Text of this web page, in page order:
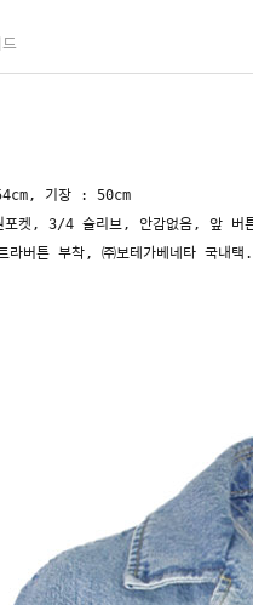
기장 : 50cm
포켓, 3/4 슬리브, 안감없음, 앞 버
라버튼 부착, ㈜보테가베네타 국내택.